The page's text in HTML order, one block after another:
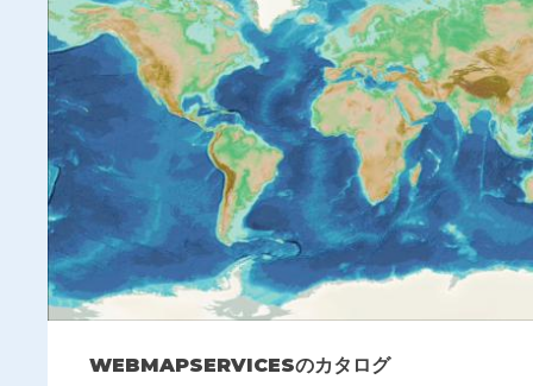
WEBMAPSERVICESのカタログ